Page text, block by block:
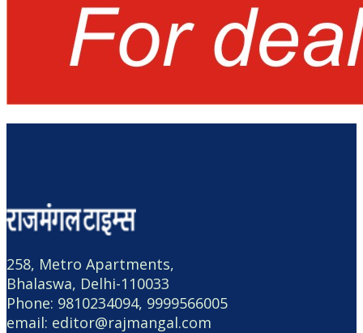
258, Metro Apartments,
Bhalaswa, Delhi-110033
Phone: 9810234094, 9999566005
email: editor@rajmangal.com